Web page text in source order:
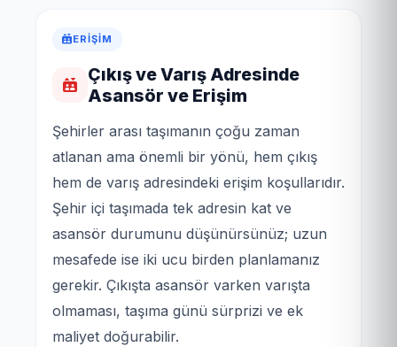
ERIŞIM
Çıkış ve Varış Adresinde
Asansör ve Erişim
Şehirler arası taşımanın çoğu zaman
atlanan ama önemli bir yönü, hem çıkış
hem de varış adresindeki erişim koşullarıdır.
Şehir içi taşımada tek adresin kat ve
asansör durumunu düşünürsünüz; uzun
mesafede ise iki ucu birden planlamanız
gerekir. Çıkışta asansör varken varışta
olmaması, taşıma günü sürprizi ve ek
maliyet doğurabilir.